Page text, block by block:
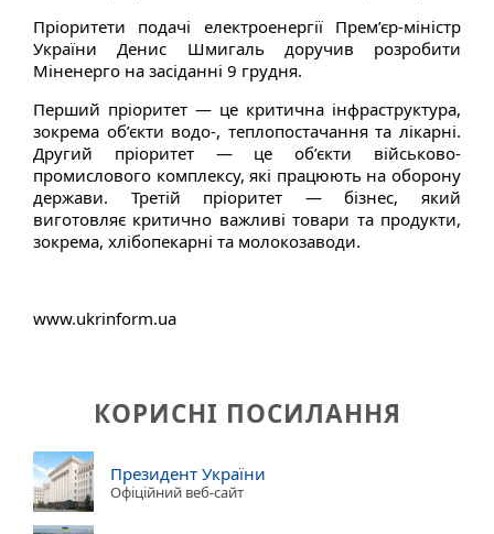
Пріоритети подачі електроенергії Прем’єр-міністр
України Денис Шмигаль доручив розробити
Міненерго на засіданні 9 грудня.
Перший пріоритет — це критична інфраструктура,
зокрема об’єкти водо-, теплопостачання та лікарні.
Другий пріоритет — це об’єкти військово-
промислового комплексу, які працюють на оборону
держави. Третій пріоритет — бізнес, який
виготовляє критично важливі товари та продукти,
зокрема, хлібопекарні та молокозаводи.
www.ukrinform.ua
КОРИСНІ ПОСИЛАННЯ
Президент України
Офіційний веб-сайт